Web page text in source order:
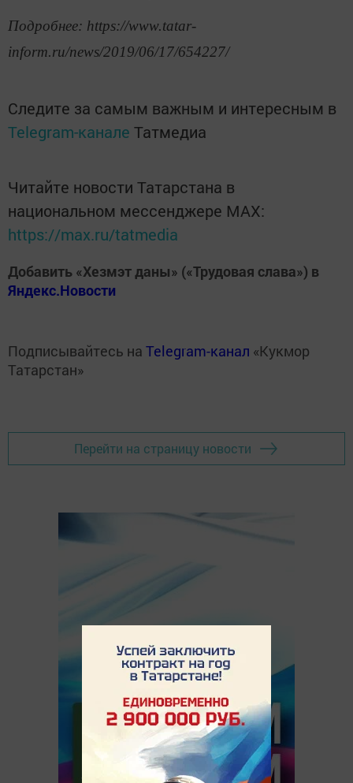
Подробнее: https://www.tatar-
inform.ru/news/2019/06/17/654227/
Следите за самым важным и интересным в
Telegram-канале Татмедиа
Читайте новости Татарстана в
национальном мессенджере MАХ:
https://max.ru/tatmedia
Добавить «Хезмэт даны» («Трудовая слава») в
Яндекс.Новости
Подписывайтесь на Telegram-канал «Кукмор
Татарстан»
Перейти на страницу новости